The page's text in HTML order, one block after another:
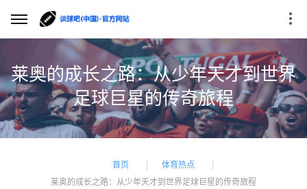
莱奥的成长之路：从少年天才到世界
足球巨星的传奇旅程
首页
体育热点
莱奥的成长之路：从少年天才到世界足球巨星的传奇旅程